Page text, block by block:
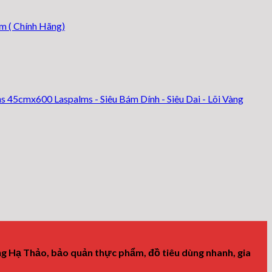
( Chính Hãng)
Laspalms - Siêu Bám Dính - Siêu Dai - Lõi Vàng
Hạ Thảo, bảo quản thực phẩm, đồ tiêu dùng nhanh, gia